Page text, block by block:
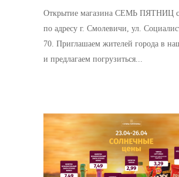
Открытие магазина СЕМЬ ПЯТНИЦ
по адресу г. Смолевичи, ул.
70. Приглашаем жителей города в
и предлагаем погрузиться...